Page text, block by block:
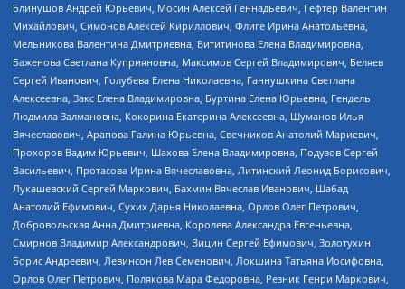
Блинушов Андрей Юрьевич, Мосин Алексей Геннадьевич, Гефтер Валентин
Михайлович, Симонов Алексей Кириллович, Флиге Ирина Анатольевна,
Мельникова Валентина Дмитриевна, Вититинова Елена Владимировна,
Баженова Светлана Куприяновна, Максимов Сергей Владимирович, Беляев
Сергей Иванович, Голубева Елена Николаевна, Ганнушкина Светлана
Алексеевна, Закс Елена Владимировна, Буртина Елена Юрьевна, Гендель
Людмила Залмановна, Кокорина Екатерина Алексеевна, Шуманов Илья
Вячеславович, Арапова Галина Юрьевна, Свечников Анатолий Мариевич,
Прохоров Вадим Юрьевич, Шахова Елена Владимировна, Подузов Сергей
Васильевич, Протасова Ирина Вячеславовна, Литинский Леонид Борисович,
Лукашевский Сергей Маркович, Бахмин Вячеслав Иванович, Шабад
Анатолий Ефимович, Сухих Дарья Николаевна, Орлов Олег Петрович,
Добровольская Анна Дмитриевна, Королева Александра Евгеньевна,
Смирнов Владимир Александрович, Вицин Сергей Ефимович, Золотухин
Борис Андреевич, Левинсон Лев Семенович, Локшина Татьяна Иосифовна,
Орлов Олег Петрович, Полякова Мара Федоровна, Резник Генри Маркович,